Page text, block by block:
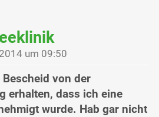
um 09:50
von der
erhalten, dass ich eine
wurde. Hab gar nicht